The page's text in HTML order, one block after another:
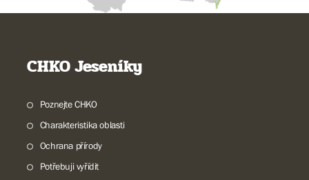
CHKO Jeseníky
Poznejte CHKO
Charakteristika oblasti
Ochrana přírody
Potřebuji vyřídit